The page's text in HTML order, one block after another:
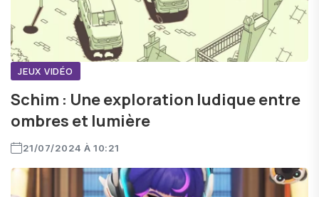
JEUX VIDÉO
Schim : Une exploration ludique entre
ombres et lumière
21/07/2024 À 10:21